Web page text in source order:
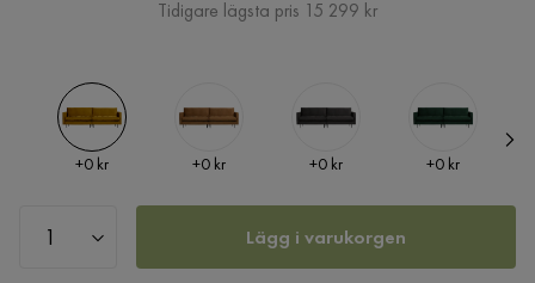
Tidigare lägsta pris 15 299 kr
Pris
+0 kr Pris
+0 kr Pris
+0 kr Pris
+0 kr
Lägg i varukorgen